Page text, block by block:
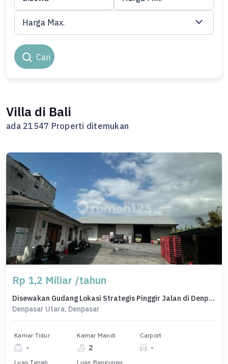
Cari
Harga Max.
Villa di Bali
ada 21547 Properti ditemukan
Rp 1,2 Miliar /tahun
Disewakan Gudang Lokasi Strategis Pinggir Jalan di Denpasar Utara
Denpasar Utara, Denpasar
Kamar Tidur
-
Kamar Mandi
2
Carport
-
Luas Tanah Luas Bangunan